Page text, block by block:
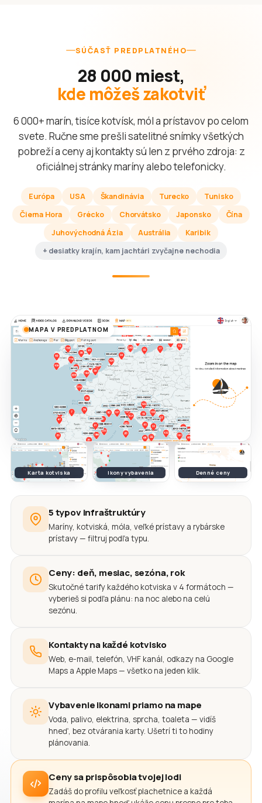
SÚČASŤ PREDPLATNÉHO
28 000 miest,
kde môžeš zakotviť
6 000+ marín, tisíce kotvísk, mól a prístavov po celom
svete. Ručne sme prešli satelitné snímky všetkých
pobreží a ceny aj kontakty sú len z prvého zdroja: z
oficiálnej stránky maríny alebo telefonicky.
Európa USA Škandinávia Turecko
Tunisko
Čierna Hora
Grécko Chorvátsko Japonsko
Čína
Juhovýchodná Ázia
Austrália
Karibik
+ desiatky krajín, kam jachtári zvyčajne nechodia
MAPA V PREDPLATNOM
Karta kotviska Ikony vybavenia Denné ceny
5 typov infraštruktúry
Maríny, kotviská, móla, veľké prístavy a rybárske
prístavy — filtruj podľa typu.
Ceny: deň, mesiac, sezóna, rok
Skutočné tarify každého kotviska v 4 formátoch —
vyberieš si podľa plánu: na noc alebo na celú
sezónu.
Kontakty na každé kotvisko
Web, e-mail, telefón, VHF kanál, odkazy na Google
Maps a Apple Maps — všetko na jeden klik.
Vybavenie ikonami priamo na mape
Voda, palivo, elektrina, sprcha, toaleta — vidíš
hneď, bez otvárania karty. Ušetrí ti to hodiny
plánovania.
Ceny sa prispôsobia tvojej lodi
Zadáš do profilu veľkosť plachetnice a každá